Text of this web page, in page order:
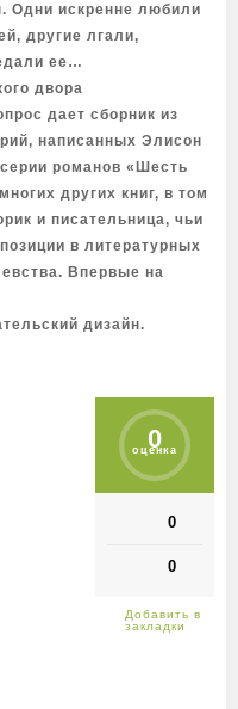
Одни искренне любили
другие лгали,
ее…
двора
дает сборник из
написанных Элисон
романов «Шесть
других книг, в том
и писательница, чьи
в литературных
Впервые на
дизайн.
0
оценка
0
0